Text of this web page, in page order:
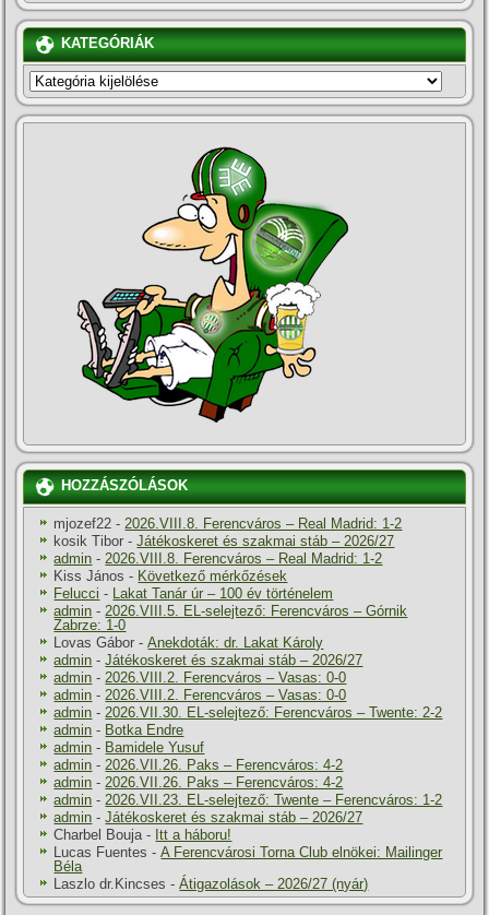
KATEGÓRIÁK
KATEGÓRIÁK
HOZZÁSZÓLÁSOK
mjozef22 -2026.VIII.8. Ferencváros – Real Madrid: 1-2
kosik Tibor -Játékoskeret és szakmai stáb – 2026/27
admin -2026.VIII.8. Ferencváros – Real Madrid: 1-2
Kiss János - Következő mérkőzések
Felucci - Lakat Tanár úr – 100 év történelem
admin -2026.VIII.5. EL-selejtező: Ferencváros – Górnik
Zabrze: 1-0
Lovas Gábor -Anekdoták: dr. Lakat Károly
admin -Játékoskeret és szakmai stáb – 2026/27
admin -2026.VIII.2. Ferencváros – Vasas: 0-0
admin -2026.VIII.2. Ferencváros – Vasas: 0-0
admin -2026.VII.30. EL-selejtező: Ferencváros – Twente: 2-2
admin - Botka Endre
admin - Bamidele Yusuf
admin -2026.VII.26. Paks – Ferencváros: 4-2
admin -2026.VII.26. Paks – Ferencváros: 4-2
admin -2026.VII.23. EL-selejtező: Twente – Ferencváros: 1-2
admin -Játékoskeret és szakmai stáb – 2026/27
Charbel Bouja- Itt a háboru!
Lucas Fuentes -A Ferencvárosi Torna Club elnökei: Mailinger
Béla
Laszlo dr.Kincses -Átigazolások – 2026/27 (nyár)